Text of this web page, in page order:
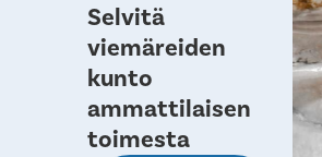
Selvitä
viemäreiden
kunto
ammattilaisen
toimesta